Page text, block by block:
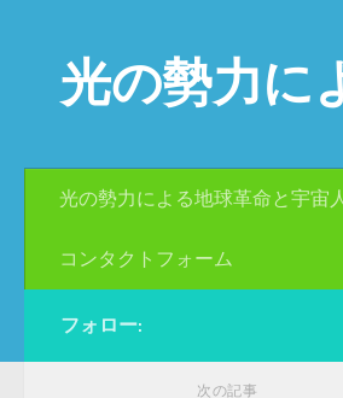
光の勢力に
光の勢力による地球革命と宇
コンタクトフォーム
フォロー:
次の記事